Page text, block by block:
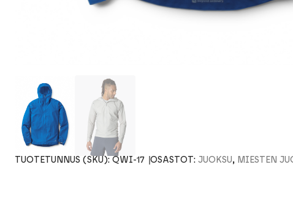
TUOTETUNNUS (SKU): QWI-17 OSASTOT:JUOKSU, MIESTEN